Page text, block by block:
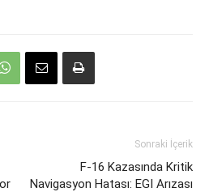
Sonraki İçerik
F-16 Kazasında Kritik
Navigasyon Hatası: EGI Arızası